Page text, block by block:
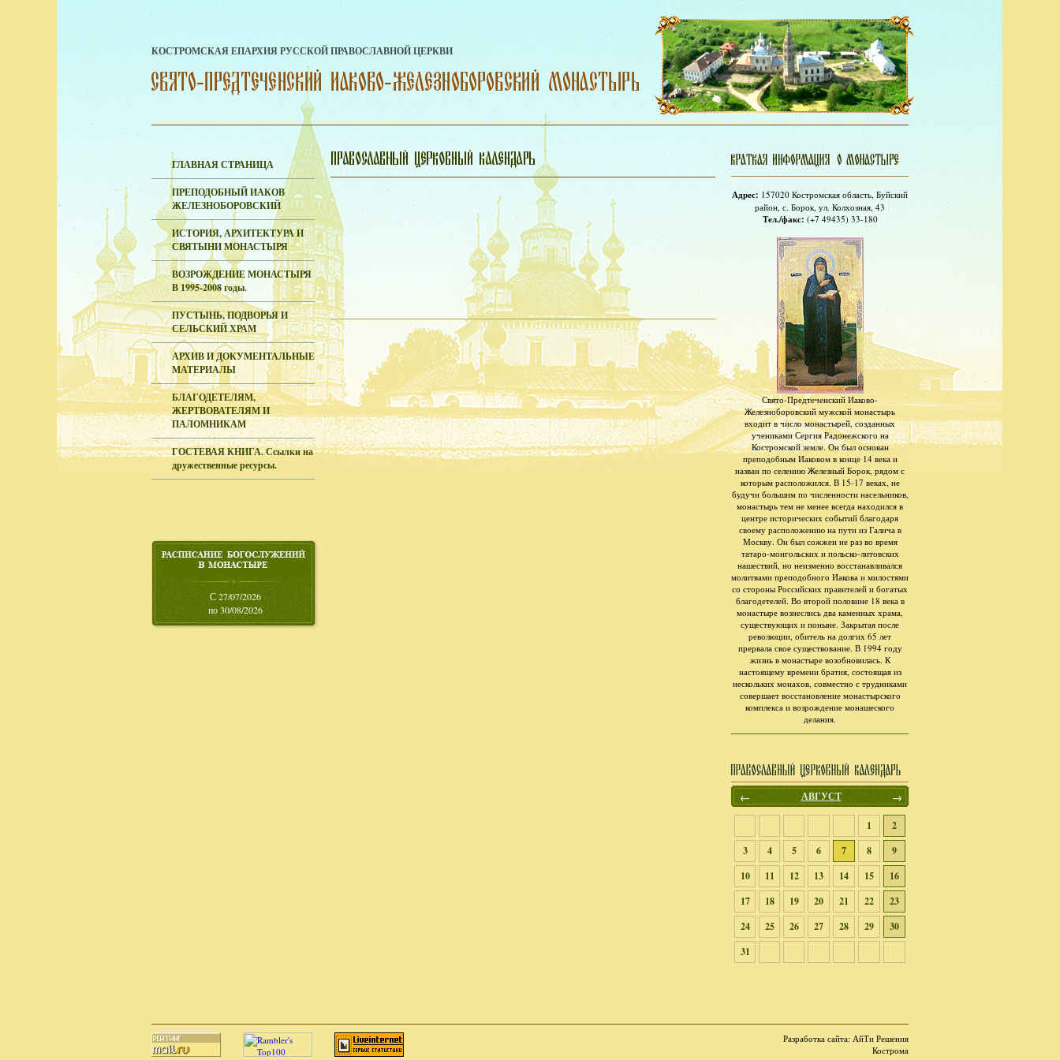
КОСТРОМСКАЯ ЕПАРХИЯ РУССКОЙ ПРАВОСЛАВНОЙ ЦЕРКВИ
ГЛАВНАЯ СТРАНИЦА
ПРЕПОДОБНЫЙ ИАКОВ
ЖЕЛЕЗНОБОРОВСКИЙ
ИСТОРИЯ, АРХИТЕКТУРА И
СВЯТЫНИ МОНАСТЫРЯ
ВОЗРОЖДЕНИЕ МОНАСТЫРЯ
В 1995-2008 годы.
ПУСТЫНЬ, ПОДВОРЬЯ И
СЕЛЬСКИЙ ХРАМ
АРХИВ И ДОКУМЕНТАЛЬНЫЕ
МАТЕРИАЛЫ
БЛАГОДЕТЕЛЯМ,
ЖЕРТВОВАТЕЛЯМ И
ПАЛОМНИКАМ
ГОСТЕВАЯ КНИГА. Ссылки на
дружественные ресурсы.
С 27/07/2026
по 30/08/2026
Адрес: 157020 Костромская область, Буйский
район, с. Борок, ул. Колхозная, 43
Тел./факс: (+7 49435) 33-180
Свято-Предтеченский Иаково-
Железноборовский мужской монастырь
входит в число монастырей, созданных
учениками Сергия Радонежского на
Костромской земле. Он был основан
преподобным Иаковом в конце 14 века и
назван по селению Железный Борок, рядом с
которым расположился. В 15-17 веках, не
будучи большим по численности насельников,
монастырь тем не менее всегда находился в
центре исторических событий благодаря
своему расположению на пути из Галича в
Москву. Он был сожжен не раз во время
татаро-монгольских и польско-литовских
нашествий, но неизменно восстанавливался
молитвами преподобного Иакова и милостями
со стороны Российских правителей и богатых
благодетелей. Во второй половине 18 века в
монастыре вознеслись два каменных храма,
существующих и поныне. Закрытая после
революции, обитель на долгих 65 лет
прервала свое существование. В 1994 году
жизнь в монастыре возобновилась. К
настоящему времени братия, состоящая из
нескольких монахов, совместно с трудниками
совершает восстановление монастырского
комплекса и возрождение монашеского
делания.
← АВГУСТ →
1
2
3
4 5 6 7 8
9
10
11 12 13 14 15
16
17
18 19 20 21 22
23
24
25 26 27 28 29
30
31
Разработка сайта: АйТи Решения
Кострома